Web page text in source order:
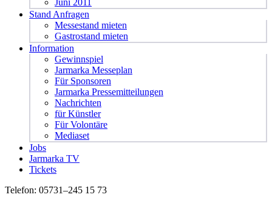
Juni 2011
Stand Anfragen
Messestand mieten
Gastrostand mieten
Information
Gewinnspiel
Jarmarka Messeplan
Für Sponsoren
Jarmarka Pressemitteilungen
Nachrichten
für Künstler
Für Volontäre
Mediaset
Jobs
Jarmarka TV
Tickets
Telefon: 05731–245 15 73